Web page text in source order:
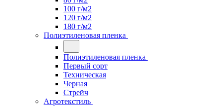
100 г/м2
120 г/м2
180 г/м2
Полиэтиленовая пленка
Полиэтиленовая пленка
Первый сорт
Техническая
Черная
Стрейч
Агротекстиль